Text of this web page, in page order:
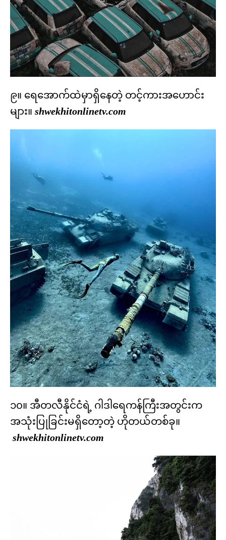
၉။ ရေအောက်ထဲမှာရှိနေတဲ့ တင့်ကားအဟောင်း
များ။ shwekhitonlinetv.com
၁၀။ အီတလီနိုင်ငံရဲ့ ဂါဒါရေကန်ကြီးအတွင်းက
အသုံးပြုခြင်းမရှိတော့တဲ့ ဟိုတယ်တစ်ခု။
shwekhitonlinetv.com